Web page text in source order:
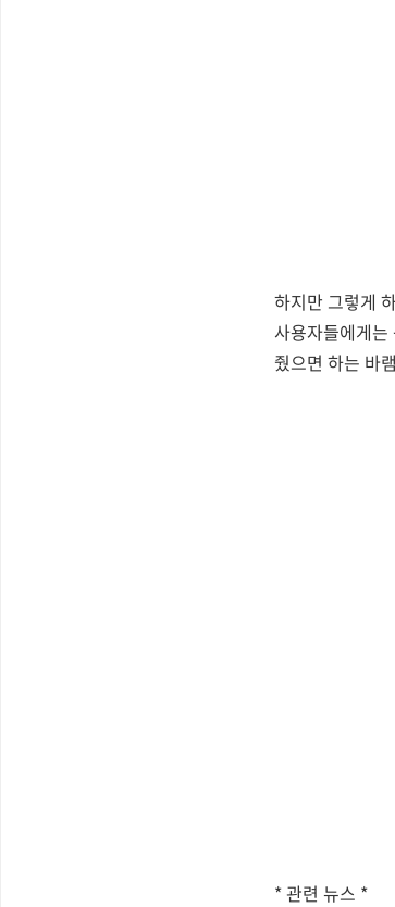
하지만 그렇게
사용자들에게는
줬으면 하는 바
* 관련 뉴스 *